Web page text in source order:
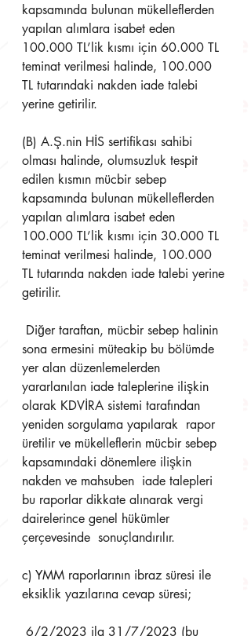
kapsamında bulunan mükelleflerden
yapılan alımlara isabet eden
100.000 TL’lik kısmı için 60.000 TL
teminat verilmesi halinde, 100.000
TL tutarındaki nakden iade talebi
yerine getirilir.
(B) A.Ş.nin HİS sertifikası sahibi
olması halinde, olumsuzluk tespit
edilen kısmın mücbir sebep
kapsamında bulunan mükelleflerden
yapılan alımlara isabet eden
100.000 TL’lik kısmı için 30.000 TL
teminat verilmesi halinde, 100.000
TL tutarında nakden iade talebi yerine
getirilir.
sona ermesini müteakip bu bölümde
yer alan düzenlemelerden
yararlanılan iade taleplerine ilişkin
olarak KDVİRA sistemi tarafından
yeniden sorgulama yapılarak  rapor
üretilir ve mükelleflerin mücbir sebep
kapsamındaki dönemlere ilişkin
nakden ve mahsuben  iade talepleri
bu raporlar dikkate alınarak vergi
dairelerince genel hükümler
çerçevesinde  sonuçlandırılır.
c) YMM raporlarının ibraz süresi ile
eksiklik yazılarına cevap süresi;